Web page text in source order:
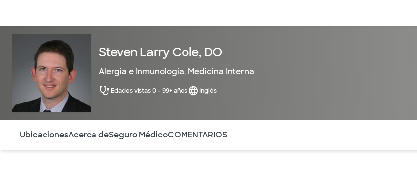
Steven Larry Cole, DO
Alergia e Inmunología, Medicina Interna
Edades vistas 0 - 99+ años Inglés
UbicacionesAcerca deSeguro MédicoCOMENTARIOS